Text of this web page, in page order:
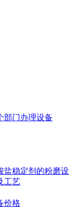
部门办理设备
盐稳定剂的粉磨设
工艺
价格